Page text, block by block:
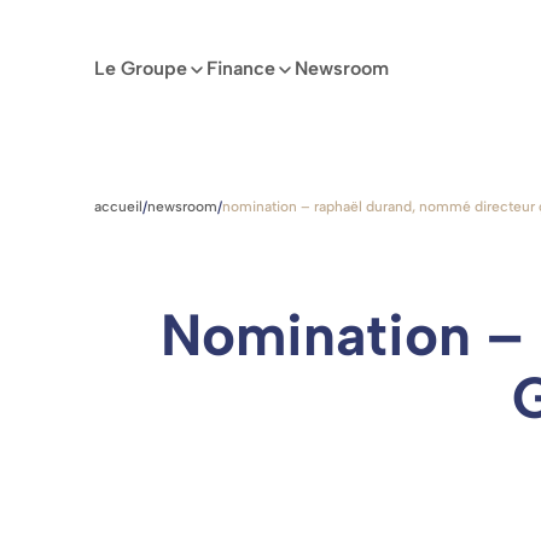
contenu
Le Groupe Finance Newsroom
accueil/newsroom/nomination – raphaël durand, nommé directeur
Nomination –